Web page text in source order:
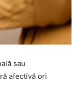
sau
afectivă ori